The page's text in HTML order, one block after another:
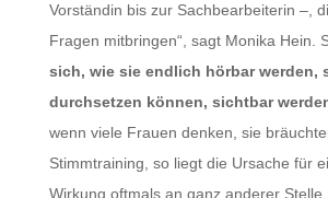
Menge
Vorständin bis zur Sachbearbeiterin –,
Fragen mitbringen“, sagt Monika Hein.
sich, wie sie endlich hörbar werden,
durchsetzen können, sichtbar
wenn viele Frauen denken, sie
Stimmtraining, so liegt die Ursache für
Wirkung oftmals an ganz anderer Stelle.